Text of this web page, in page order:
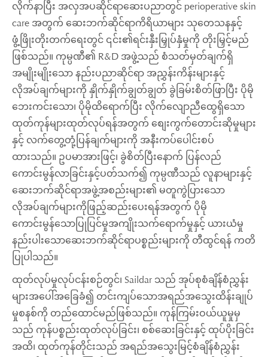
လိုက်နာပြီး အလှအပဆိုင်ရာဆေးပညာတွင် perioperative skin
care အတွက် ဆေးဘက်ဆိုင်ရာကိရိယာများ သုတေသနနှင့်
ဖွံ့ဖြိုးတိုးတက်ရေးတွင် ၎င်း၏ရင်းနှီးမြှုပ်နှံမှုကို တိုးမြှင့်မည်
ဖြစ်သည်။ ကုမ္ပဏီ၏ R&D အဖွဲ့သည် စံသတ်မှတ်ချက်ရှိ
အမျိုးမျိုးသော နည်းပညာဆိုင်ရာ အညွှန်းကိန်းများနှင့်
လိုအပ်ချက်များကို နှိုက်နှိုက်ချွတ်ချွတ် ခွဲခြမ်းစိတ်ဖြာပြီး ပိုမို
ဘေးကင်းသော၊ ပိုမိုထိရောက်ပြီး လိုက်လျောညီထွေရှိသော
ထုတ်ကုန်များထုတ်လုပ်ရန်အတွက် စျေးကွက်တောင်းဆိုမှုများ
နှင့် လက်တွေ့တုံ့ပြန်ချက်များကို အနီးကပ်ပေါင်းစပ်
ထားသည်။ ဥပမာအားဖြင့်၊ ခွဲစိတ်ပြီးနောက် ပြန်လည်
ကောင်းမွန်လာခြင်းနှင့်ပတ်သက်၍ ကုမ္ပဏီသည် လူနာများနှင့်
ဆေးဘက်ဆိုင်ရာအဖွဲ့အစည်းများ၏ မတူကွဲပြားသော
လိုအပ်ချက်များကိုဖြည့်ဆည်းပေးရန်အတွက် ပိုမို
ကောင်းမွန်သောပြုပြင်မှုအကျိုးသက်ရောက်မှုနှင့် ယားယံမှု
နည်းပါးသောဆေးဘက်ဆိုင်ရာပစ္စည်းများကို တီထွင်ရန် ကတိ
ပြုပါသည်။
ထုတ်လုပ်မှုလုပ်ငန်းစဉ်တွင်၊ Saildar သည် အုပ်စုစံချိန်စံညွှန်း
များအပေါ်အခြေခံ၍ တင်းကျပ်သောအရည်အသွေးထိန်းချုပ်
မှုစနစ်ကို တည်ထောင်မည်ဖြစ်သည်။ ကုန်ကြမ်းဝယ်ယူမှုမှ
သည် ကုန်ပစ္စည်းထုတ်လုပ်ခြင်း၊ စစ်ဆေးခြင်းနှင့် ထုပ်ပိုးခြင်း
အထိ၊ ထုတ်ကုန်တိုင်းသည် အရည်အသွေးမြင့်စံချိန်စံညွှန်း